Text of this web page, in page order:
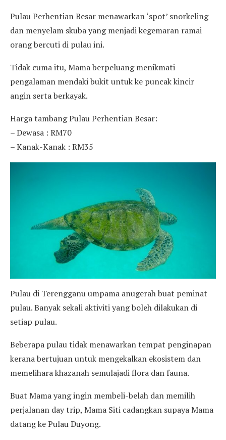
Pulau Perhentian Besar menawarkan ‘spot’ snorkeling
dan menyelam skuba yang menjadi kegemaran ramai
orang bercuti di pulau ini.
Tidak cuma itu, Mama berpeluang menikmati
pengalaman mendaki bukit untuk ke puncak kincir
angin serta berkayak.
Harga tambang Pulau Perhentian Besar:
– Dewasa : RM70
– Kanak-Kanak : RM35
Pulau di Terengganu umpama anugerah buat peminat
pulau. Banyak sekali aktiviti yang boleh dilakukan di
setiap pulau.
Beberapa pulau tidak menawarkan tempat penginapan
kerana bertujuan untuk mengekalkan ekosistem dan
memelihara khazanah semulajadi flora dan fauna.
Buat Mama yang ingin membeli-belah dan memilih
perjalanan day trip, Mama Siti cadangkan supaya Mama
datang ke Pulau Duyong.